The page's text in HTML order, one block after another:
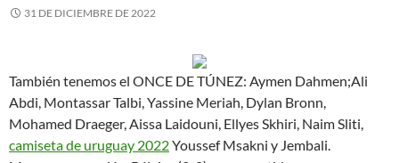
31 DE DICIEMBRE DE 2022
También tenemos el ONCE DE TÚNEZ: Aymen Dahmen;Ali
Abdi, Montassar Talbi, Yassine Meriah, Dylan Bronn,
Mohamed Draeger, Aissa Laidouni, Ellyes Skhiri, Naim Sliti,
camiseta de uruguay 2022Youssef Msakni y Jembali.